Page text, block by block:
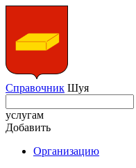
Справочник Шуя
услугам
Добавить
Организацию